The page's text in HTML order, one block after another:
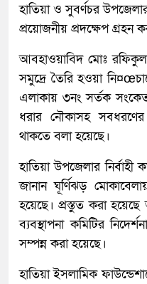
হাতিয়া ও সুবর্ণচর
প্রয়োজনীয় প্রদক্ষেপ গ্রহন
আবহাওয়াবিদ মোঃ
সমুদ্রে তৈরি হওয়া
এলাকায় ৩নং সর্তক
ধরার নৌকাসহ
থাকতে বলা হয়েছে।
হাতিয়া উপজেলার
জানান ঘূর্ণিঝড়
হয়েছে। প্রস্তুত করা
ব্যবস্থাপনা কমিটির
সম্পন্ন করা হয়েছে।
হাতিয়া ইসলামিক